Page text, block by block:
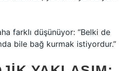
farklı düşünüyor: “Belki de
bile bağ kurmak istiyordur.”